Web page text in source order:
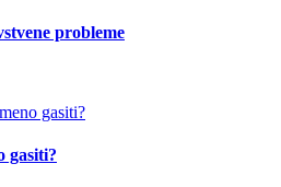
probleme
gasiti?